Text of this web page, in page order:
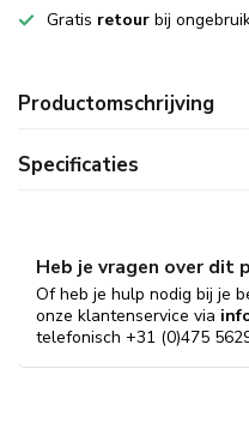
Gratis retour bij
Productomschrijving
Specificaties
Heb je vragen over dit
Of heb je hulp nodig bij je
onze klantenservice via
telefonisch +31 (0)475